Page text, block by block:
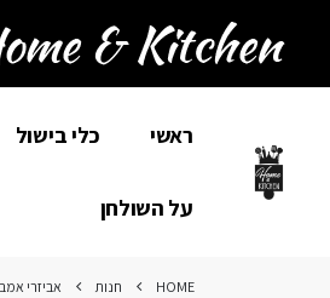
ראשי כלי בישול
על השולחן
HOME חנות אביזרי